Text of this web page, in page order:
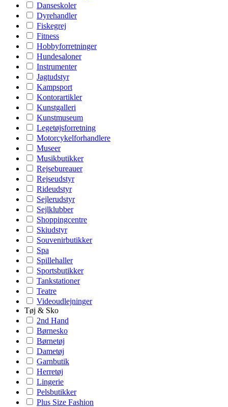
Danseskoler
Dyrehandler
Fiskegrej
Fitness
Hobbyforretninger
Hundesaloner
Instrumenter
Jagtudstyr
Kampsport
Kontorartikler
Kunstgalleri
Kunstmuseum
Legetøjsforretning
Motorcykelforhandlere
Museer
Musikbutikker
Rejsebureauer
Rejseudstyr
Rideudstyr
Sejlerudstyr
Sejlklubber
Shoppingcentre
Skiudstyr
Souvenirbutikker
Spa
Spillehaller
Sportsbutikker
Tankstationer
Teatre
Videoudlejninger
Tøj & Sko
2nd Hand
Børnesko
Børnetøj
Dametøj
Garnbutik
Herretøj
Lingerie
Pelsbutikker
Plus Size Fashion